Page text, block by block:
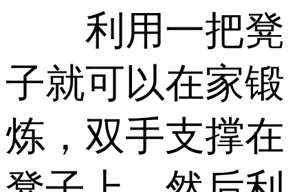
利用一把凳
子就可以在家锻
炼，双手支撑在